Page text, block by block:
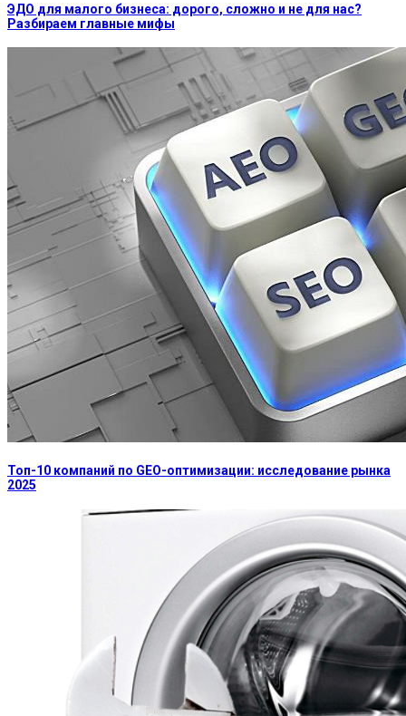
ЭДО для малого бизнеса: дорого, сложно и не для нас?
Разбираем главные мифы
Топ-10 компаний по GEO-оптимизации: исследование рынка
2025